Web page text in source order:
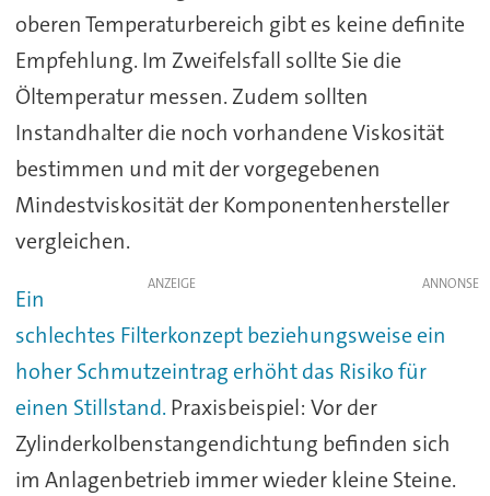
oberen Temperaturbereich gibt es keine definite
Empfehlung. Im Zweifelsfall sollte Sie die
Öltemperatur messen. Zudem sollten
Instandhalter die noch vorhandene Viskosität
bestimmen und mit der vorgegebenen
Mindestviskosität der Komponentenhersteller
vergleichen.
ANZEIGE
Ein
schlechtes Filterkonzept beziehungsweise ein
hoher Schmutzeintrag erhöht das Risiko für
einen Stillstand. Praxisbeispiel: Vor der
Zylinderkolbenstangendichtung befinden sich
im Anlagenbetrieb immer wieder kleine Steine.